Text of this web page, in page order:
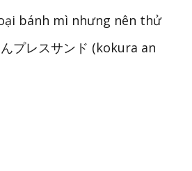
bánh mì nhưng nên thử
プレスサンド (kokura an